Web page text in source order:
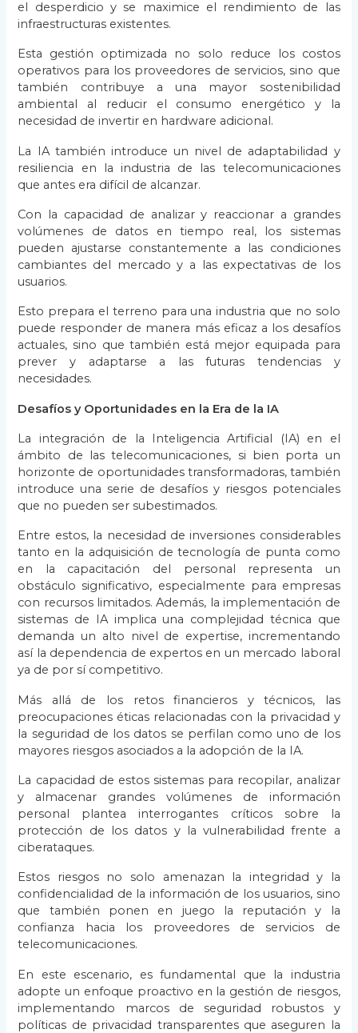
el desperdicio y se maximice el rendimiento de las
infraestructuras existentes.
Esta gestión optimizada no solo reduce los costos
operativos para los proveedores de servicios, sino que
también contribuye a una mayor sostenibilidad
ambiental al reducir el consumo energético y la
necesidad de invertir en hardware adicional.
La IA también introduce un nivel de adaptabilidad y
resiliencia en la industria de las telecomunicaciones
que antes era difícil de alcanzar.
Con la capacidad de analizar y reaccionar a grandes
volúmenes de datos en tiempo real, los sistemas
pueden ajustarse constantemente a las condiciones
cambiantes del mercado y a las expectativas de los
usuarios.
Esto prepara el terreno para una industria que no solo
puede responder de manera más eficaz a los desafíos
actuales, sino que también está mejor equipada para
prever y adaptarse a las futuras tendencias y
necesidades.
Desafíos y Oportunidades en la Era de la IA
La integración de la Inteligencia Artificial (IA) en el
ámbito de las telecomunicaciones, si bien porta un
horizonte de oportunidades transformadoras, también
introduce una serie de desafíos y riesgos potenciales
que no pueden ser subestimados.
Entre estos, la necesidad de inversiones considerables
tanto en la adquisición de tecnología de punta como
en la capacitación del personal representa un
obstáculo significativo, especialmente para empresas
con recursos limitados. Además, la implementación de
sistemas de IA implica una complejidad técnica que
demanda un alto nivel de expertise, incrementando
así la dependencia de expertos en un mercado laboral
ya de por sí competitivo.
Más allá de los retos financieros y técnicos, las
preocupaciones éticas relacionadas con la privacidad y
la seguridad de los datos se perfilan como uno de los
mayores riesgos asociados a la adopción de la IA.
La capacidad de estos sistemas para recopilar, analizar
y almacenar grandes volúmenes de información
personal plantea interrogantes críticos sobre la
protección de los datos y la vulnerabilidad frente a
ciberataques.
Estos riesgos no solo amenazan la integridad y la
confidencialidad de la información de los usuarios, sino
que también ponen en juego la reputación y la
confianza hacia los proveedores de servicios de
telecomunicaciones.
En este escenario, es fundamental que la industria
adopte un enfoque proactivo en la gestión de riesgos,
implementando marcos de seguridad robustos y
políticas de privacidad transparentes que aseguren la